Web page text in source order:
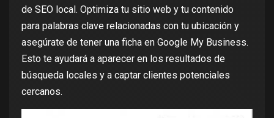
de SEO local. Optimiza tu sitio web y tu contenido
para palabras clave relacionadas con tu ubicación y
asegúrate de tener una ficha en Google My Business.
Esto te ayudará a aparecer en los resultados de
búsqueda locales y a captar clientes potenciales
cercanos.